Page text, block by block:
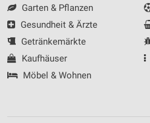
Garten & Pflanzen
Gesundheit & Ärzte
Getränkemärkte
Kaufhäuser
Möbel & Wohnen